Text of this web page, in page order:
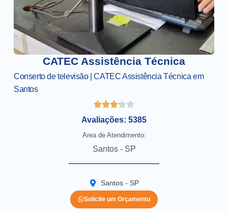
CATEC Assistência Técnica
Conserto de televisão | CATEC Assistência Técnica em
Santos
Avaliações: 5385
Area de Atendimento:
Santos - SP
Santos - SP
Solicite um Orçamento